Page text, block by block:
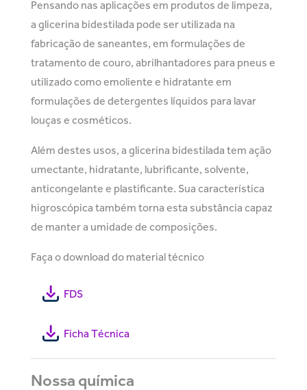
Pensando nas aplicações em produtos de limpeza,
a glicerina bidestilada pode ser utilizada na
fabricação de saneantes, em formulações de
tratamento de couro, abrilhantadores para pneus e
utilizado como emoliente e hidratante em
formulações de detergentes líquidos para lavar
louças e cosméticos.
Além destes usos, a glicerina bidestilada tem ação
umectante, hidratante, lubrificante, solvente,
anticongelante e plastificante. Sua característica
higroscópica também torna esta substância capaz
de manter a umidade de composições.
Faça o download do material técnico
FDS
Ficha Técnica
Nossa química